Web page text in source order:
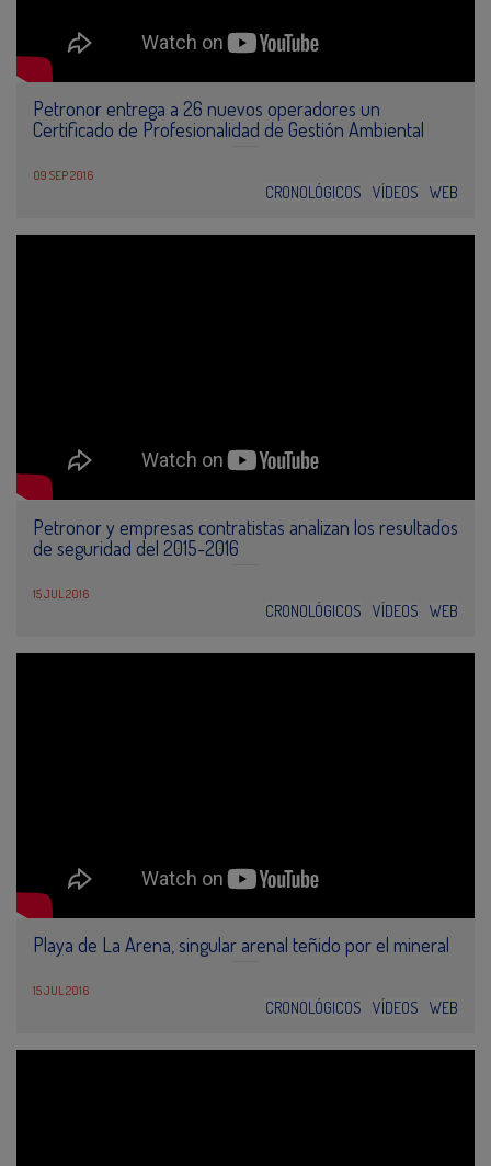
Petronor entrega a 26 nuevos operadores un
Certificado de Profesionalidad de Gestión Ambiental
09 SEP 2016
CRONOLÓGICOS VÍDEOS WEB
Petronor y empresas contratistas analizan los resultados
de seguridad del 2015-2016
15 JUL 2016
CRONOLÓGICOS VÍDEOS WEB
Playa de La Arena, singular arenal teñido por el mineral
15 JUL 2016
CRONOLÓGICOS VÍDEOS WEB